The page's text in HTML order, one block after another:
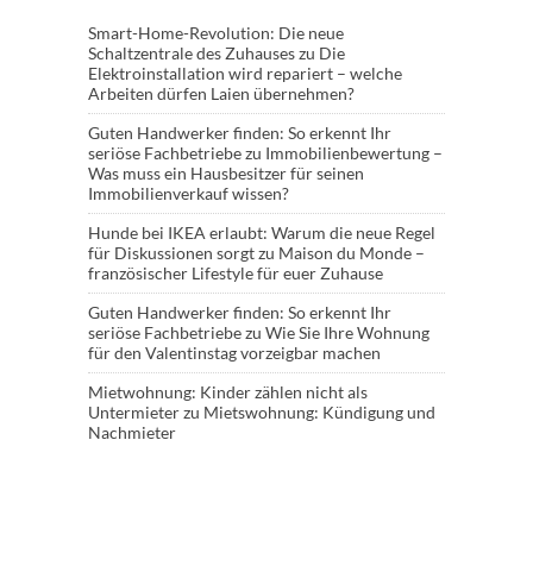
Smart-Home-Revolution: Die neue
Schaltzentrale des Zuhauseszu Die
Elektroinstallation wird repariert – welche
Arbeiten dürfen Laien übernehmen?
Guten Handwerker finden: So erkennt Ihr
seriöse Fachbetriebezu Immobilienbewertung –
Was muss ein Hausbesitzer für seinen
Immobilienverkauf wissen?
Hunde bei IKEA erlaubt: Warum die neue Regel
für Diskussionen sorgtzu Maison du Monde –
französischer Lifestyle für euer Zuhause
Guten Handwerker finden: So erkennt Ihr
seriöse Fachbetriebezu Wie Sie Ihre Wohnung
für den Valentinstag vorzeigbar machen
Mietwohnung: Kinder zählen nicht als
Untermieterzu Mietswohnung: Kündigung und
Nachmieter